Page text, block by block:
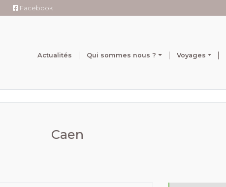
Facebook
Actualités Qui sommes nous ? Voyages
Caen